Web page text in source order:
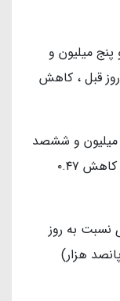
(هفتاد و پنج میلیون و
قبل ، کاهش
(چهل و دو میلیون و ششصد
هزار) تومان رسید که نسبت به روز قبل ، کاهش ۰.۴۷
کاهش ۰.۴۶ درصدی نسبت به روز
و پانصد هزار)